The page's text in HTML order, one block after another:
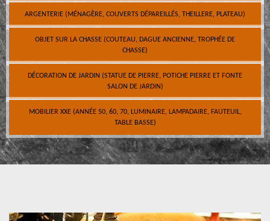
ARGENTERIE (MÉNAGÈRE, COUVERTS DÉPAREILLÉS, THEILLERE, PLATEAU)
OBJET SUR LA CHASSE (COUTEAU, DAGUE ANCIENNE, TROPHÉE DE
CHASSE)
DÉCORATION DE JARDIN (STATUE DE PIERRE, POTICHE PIERRE ET FONTE
SALON DE JARDIN)
MOBILIER XXE (ANNÉE 50, 60, 70, LUMINAIRE, LAMPADAIRE, FAUTEUIL,
TABLE BASSE)